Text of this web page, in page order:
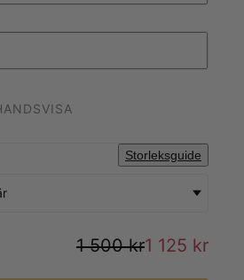
Storleksguide
1 500 kr1 125 kr